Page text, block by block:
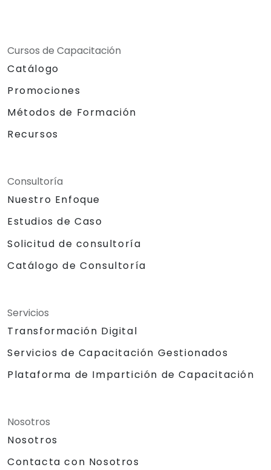
Cursos de Capacitación
Catálogo
Promociones
Métodos de Formación
Recursos
Consultoría
Nuestro Enfoque
Estudios de Caso
Solicitud de consultoría
Catálogo de Consultoría
Servicios
Transformación Digital
Servicios de Capacitación Gestionados
Plataforma de Impartición de Capacitación
Nosotros
Nosotros
Contacta con Nosotros